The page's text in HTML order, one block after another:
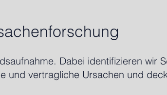
Dabei identifizieren wir
und vertragliche Ursachen und